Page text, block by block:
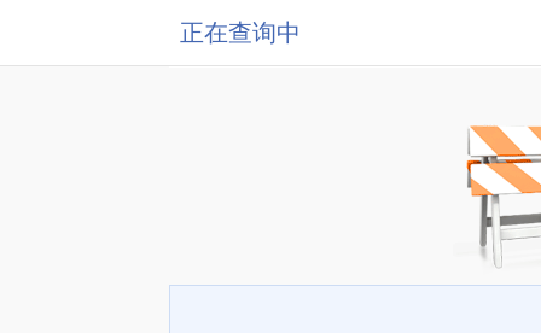
正在查询中